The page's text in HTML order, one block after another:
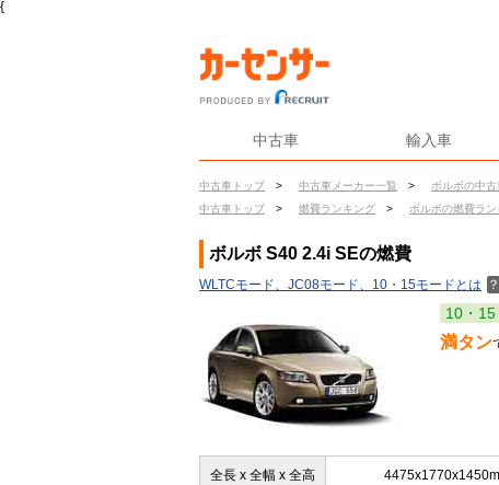
{
中古車 輸入車
中古車トップ > 中古車メーカー一覧 > ボルボの中古
中古車トップ
> 燃費ランキング > ボルボの燃費ラ
ボルボ S40 2.4i SEの燃費
WLTCモード、JC08モード、10・15モードとは ？
10・15
満タン
全長 x 全幅 x 全高